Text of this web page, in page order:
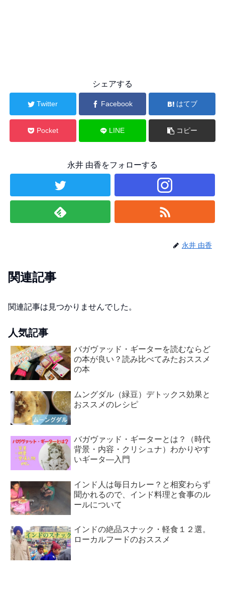
シェアする
Twitter Facebook はてブ
Pocket LINE コピー
永井 由香をフォローする
永井 由香
関連記事
関連記事は見つかりませんでした。
人気記事
バガヴァッド・ギーターを読むならど
の本が良い？読み比べてみたおススメ
の本
ムングダル（緑豆）デトックス効果と
おススメのレシピ
バガヴァッド・ギーターとは？（時代
背景・内容・クリシュナ）わかりやす
いギータ―入門
インド人は毎日カレー？と相変わらず
聞かれるので、インド料理と食事のル
ールについて
インドの絶品スナック・軽食１２選。
ローカルフードのおススメ